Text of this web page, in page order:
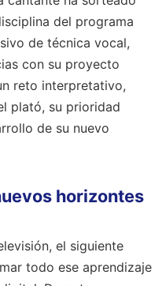
del programa
de técnica vocal,
con su proyecto
reto interpretativo,
plató, su prioridad
de su nuevo
horizontes
el siguiente
todo ese aprendizaje